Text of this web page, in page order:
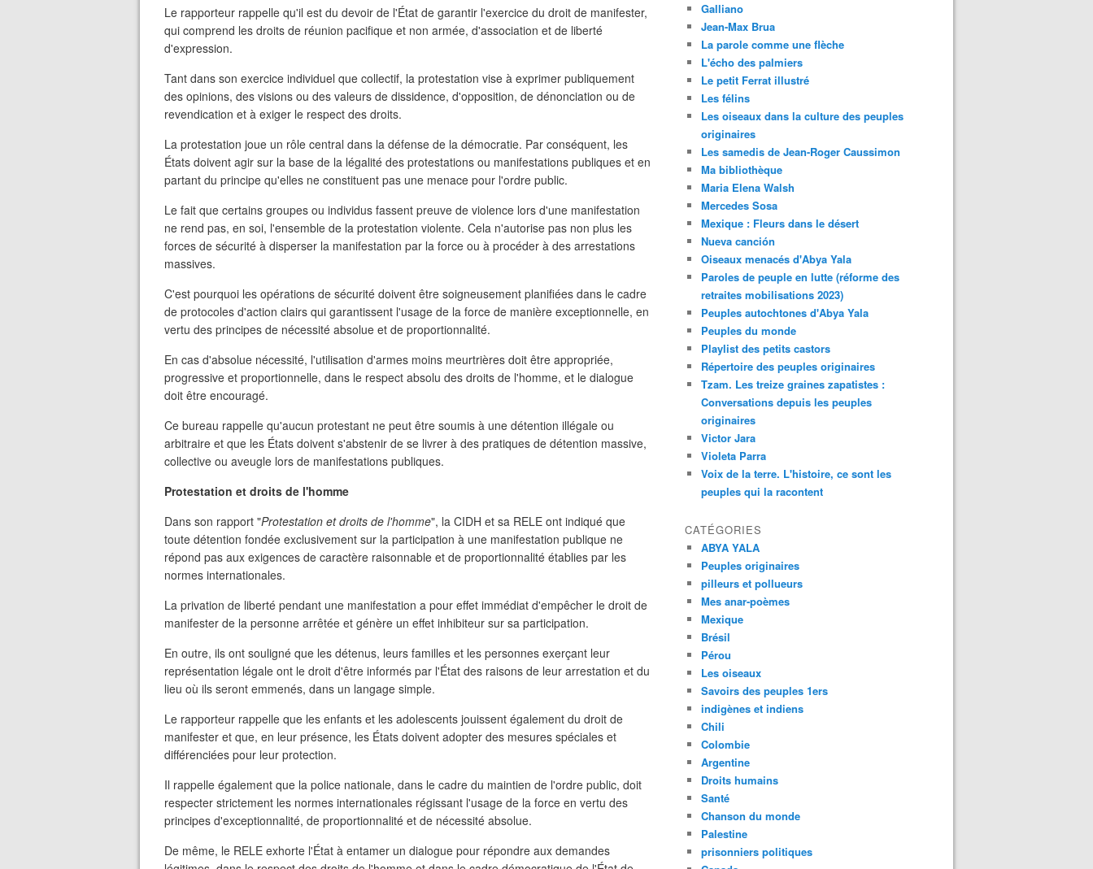
Le rapporteur rappelle qu'il est du devoir de l'État de garantir l'exercice du droit de manifester,
qui comprend les droits de réunion pacifique et non armée, d'association et de liberté
d'expression.
Tant dans son exercice individuel que collectif, la protestation vise à exprimer publiquement
des opinions, des visions ou des valeurs de dissidence, d'opposition, de dénonciation ou de
revendication et à exiger le respect des droits.
La protestation joue un rôle central dans la défense de la démocratie. Par conséquent, les
États doivent agir sur la base de la légalité des protestations ou manifestations publiques et en
partant du principe qu'elles ne constituent pas une menace pour l'ordre public.
Le fait que certains groupes ou individus fassent preuve de violence lors d'une manifestation
ne rend pas, en soi, l'ensemble de la protestation violente. Cela n'autorise pas non plus les
forces de sécurité à disperser la manifestation par la force ou à procéder à des arrestations
massives.
C'est pourquoi les opérations de sécurité doivent être soigneusement planifiées dans le cadre
de protocoles d'action clairs qui garantissent l'usage de la force de manière exceptionnelle, en
vertu des principes de nécessité absolue et de proportionnalité.
En cas d'absolue nécessité, l'utilisation d'armes moins meurtrières doit être appropriée,
progressive et proportionnelle, dans le respect absolu des droits de l'homme, et le dialogue
doit être encouragé.
Ce bureau rappelle qu'aucun protestant ne peut être soumis à une détention illégale ou
arbitraire et que les États doivent s'abstenir de se livrer à des pratiques de détention massive,
collective ou aveugle lors de manifestations publiques.
Protestation et droits de l'homme
Dans son rapport "Protestation et droits de l'homme", la CIDH et sa RELE ont indiqué que
toute détention fondée exclusivement sur la participation à une manifestation publique ne
répond pas aux exigences de caractère raisonnable et de proportionnalité établies par les
normes internationales.
La privation de liberté pendant une manifestation a pour effet immédiat d'empêcher le droit de
manifester de la personne arrêtée et génère un effet inhibiteur sur sa participation.
En outre, ils ont souligné que les détenus, leurs familles et les personnes exerçant leur
représentation légale ont le droit d'être informés par l'État des raisons de leur arrestation et du
lieu où ils seront emmenés, dans un langage simple.
Le rapporteur rappelle que les enfants et les adolescents jouissent également du droit de
manifester et que, en leur présence, les États doivent adopter des mesures spéciales et
différenciées pour leur protection.
Il rappelle également que la police nationale, dans le cadre du maintien de l'ordre public, doit
respecter strictement les normes internationales régissant l'usage de la force en vertu des
principes d'exceptionnalité, de proportionnalité et de nécessité absolue.
De même, le RELE exhorte l'État à entamer un dialogue pour répondre aux demandes
Galliano
Jean-Max Brua
La parole comme une flèche
L'écho des palmiers
Le petit Ferrat illustré
Les félins
Les oiseaux dans la culture des peuples
originaires
Les samedis de Jean-Roger Caussimon
Ma bibliothèque
Maria Elena Walsh
Mercedes Sosa
Mexique : Fleurs dans le désert
Nueva canción
Oiseaux menacés d'Abya Yala
Paroles de peuple en lutte (réforme des
retraites mobilisations 2023)
Peuples autochtones d'Abya Yala
Peuples du monde
Playlist des petits castors
Répertoire des peuples originaires
Tzam. Les treize graines zapatistes :
Conversations depuis les peuples
originaires
Victor Jara
Violeta Parra
Voix de la terre. L'histoire, ce sont les
peuples qui la racontent
CATÉGORIES
ABYA YALA
Peuples originaires
pilleurs et pollueurs
Mes anar-poèmes
Mexique
Brésil
Pérou
Les oiseaux
Savoirs des peuples 1ers
indigènes et indiens
Chili
Colombie
Argentine
Droits humains
Santé
Chanson du monde
Palestine
prisonniers politiques